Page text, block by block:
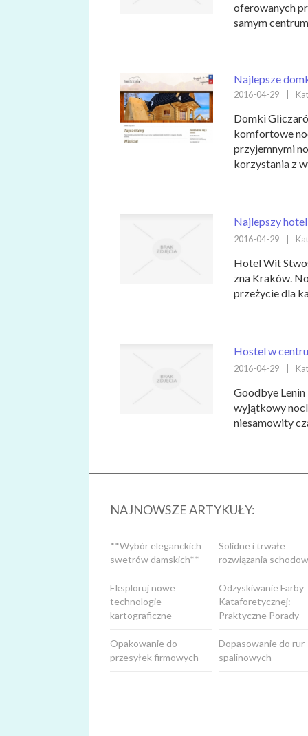
oferowanych
samym
Najlepsze
2016-04-29
Domki
komfortowe
przyjemnymi
korzystania z
Najlepszy
2016-04-29
Hotel Wit
zna Kraków.
przeżycie dla
Hostel w
2016-04-29
Goodbye
wyjątkowy
niesamowity
NAJNOWSZE ARTYKUŁY:
Solidne i trwałe
rozwiązania
**Wybór eleganckich
swetrów damskich**
Odzyskiwanie Farby
Kataforetycznej:
Praktyczne Porady
Eksploruj nowe
technologie
kartograficzne
Dopasowanie do rur
spalinowych
Opakowanie do
przesyłek firmowych